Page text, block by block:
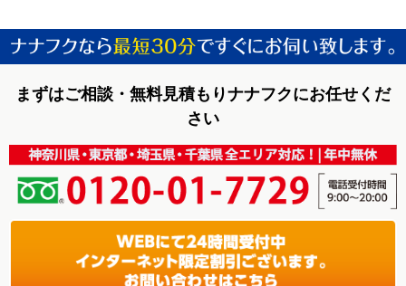
まずはご相談・無料見積もりナナフクにお任せくだ
さい